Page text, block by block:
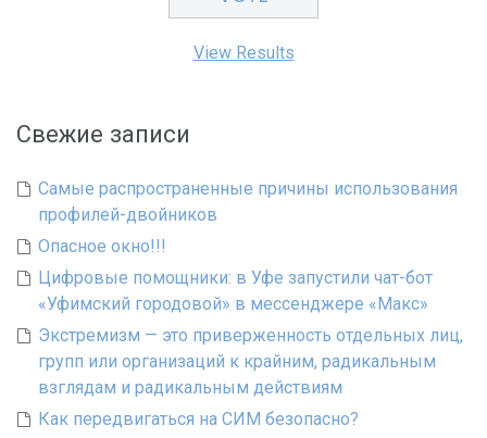
View Results
Свежие записи
Самые распространенные причины использования
профилей-двойников
Опасное окно!!!
Цифровые помощники: в Уфе запустили чат-бот
«Уфимский городовой» в мессенджере «Макс»
Экстремизм — это приверженность отдельных лиц,
групп или организаций к крайним, радикальным
взглядам и радикальным действиям
Как передвигаться на СИМ безопасно?